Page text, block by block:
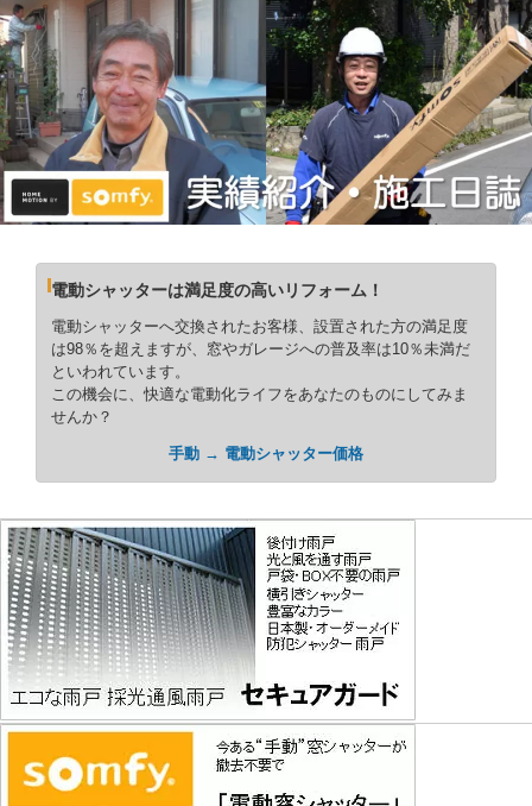
電動シャッターは満足度の高いリフォーム！
電動シャッターへ交換されたお客様、設置された方の満足度
は98％を超えますが、窓やガレージへの普及率は10％未満だ
といわれています。
この機会に、快適な電動化ライフをあなたのものにしてみま
せんか？
手動 → 電動シャッター価格